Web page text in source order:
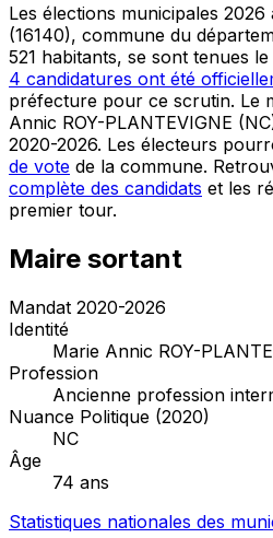
Les élections municipales 2026
(16140), commune du
521 habitants, se sont tenues
4 candidatures ont été
préfecture pour ce scrutin. Le
Annic ROY-PLANTEVIGNE
2020-2026. Les électeurs
de vote de la commune.
complète des candidats et les
premier tour.
Maire sortant
Mandat 2020-2026
Identité
Marie Annic ROY-
Profession
Ancienne profession
Nuance Politique (2020)
NC
Âge
74 ans
Statistiques nationales des